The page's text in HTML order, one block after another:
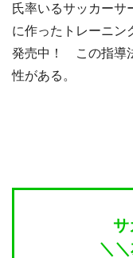
氏率いるサッカーサ
に作ったトレーニン
発売中！ この指導
性がある。
サ
＼